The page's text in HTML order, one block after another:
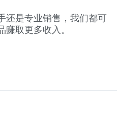
还是专业销售，我们都可
赚取更多收入。